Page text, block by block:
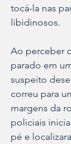
tocá-la nas
libidinosos.
Ao perceber
parado em
suspeito
correu para
margens da
policiais
pé e